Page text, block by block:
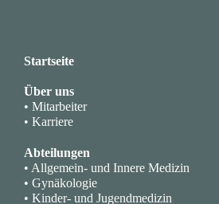
Startseite
Über uns
• Mitarbeiter
• Karriere
Abteilungen
• Allgemein- und Innere Medizin
• Gynäkologie
• Kinder- und Jugendmedizin